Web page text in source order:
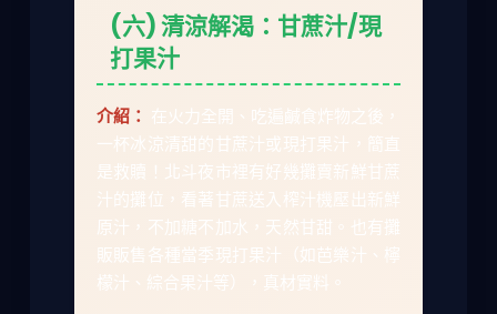
(六) 清涼解渴：甘蔗汁/現
打果汁
介紹： 在火力全開、吃遍鹹食炸物之後，
一杯冰涼清甜的甘蔗汁或現打果汁，簡直
是救贖！北斗夜市裡有好幾攤賣新鮮甘蔗
汁的攤位，看著甘蔗送入榨汁機壓出新鮮
原汁，不加糖不加水，天然甘甜。也有攤
販販售各種當季現打果汁（如芭樂汁、檸
檬汁、綜合果汁等），真材實料。